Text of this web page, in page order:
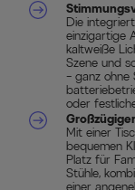
Die
einzigartige
kaltweiße
Szene und
– ganz ohne
oder
Mit einer
bequemen
Platz für
Stühle,
einer